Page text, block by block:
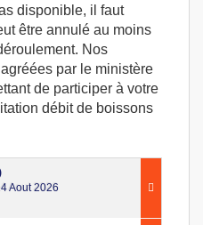
disponible, il faut
être annulé au moins
Nos
par le ministère
de participer à votre
débit de boissons
Aout 2026